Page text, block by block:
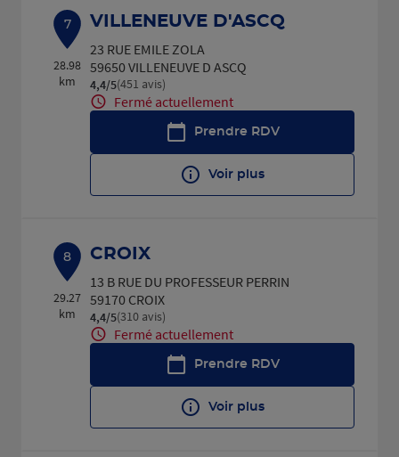
7
28.98
km
VILLENEUVE D'ASCQ
23 RUE EMILE ZOLA
59650 VILLENEUVE D ASCQ
4,4/5Note de 4.4 sur 5
(451 avis)
Fermé actuellement
Prendre RDV
Voir plus
8
29.27
km
CROIX
13 B RUE DU PROFESSEUR PERRIN
59170 CROIX
4,4/5Note de 4.4 sur 5
(310 avis)
Fermé actuellement
Prendre RDV
Voir plus